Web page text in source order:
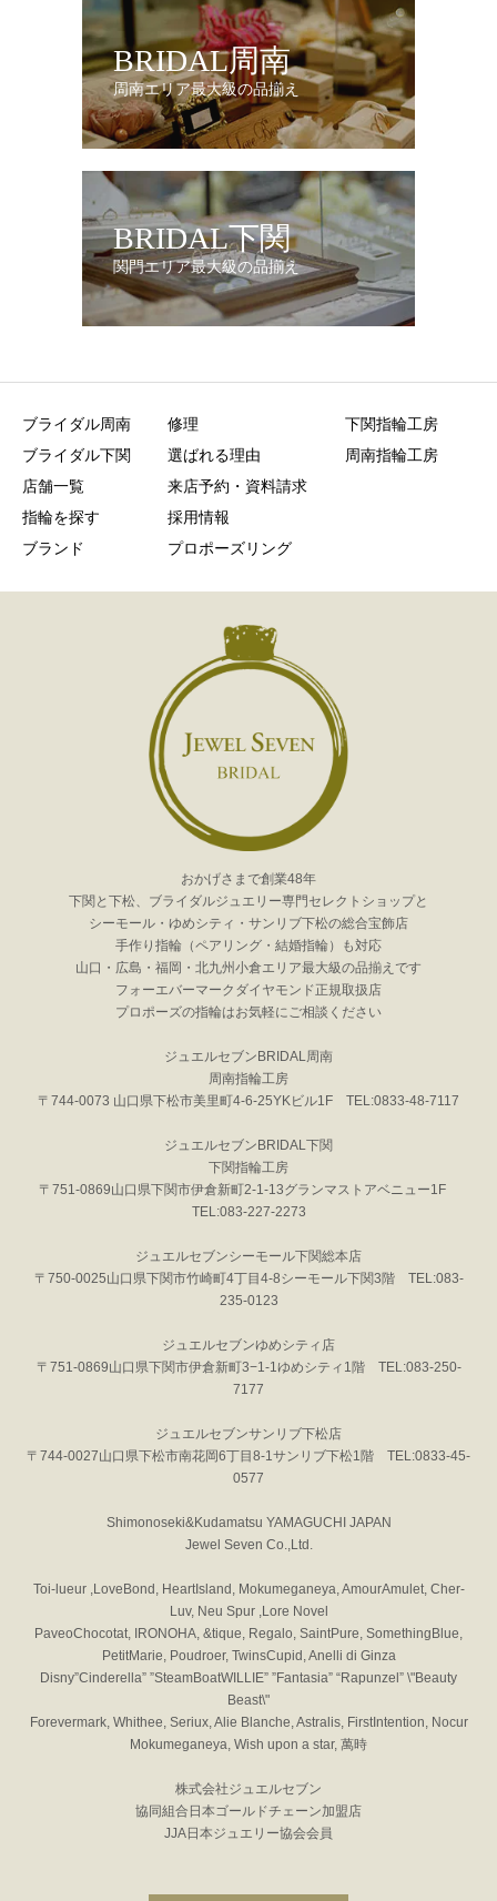
BRIDAL周南
周南エリア最大級の品揃え
BRIDAL下関
関門エリア最大級の品揃え
ブライダル周南
ブライダル下関
店舗一覧
指輪を探す
ブランド
修理
選ばれる理由
来店予約・資料請求
採用情報
プロポーズリング
下関指輪工房
周南指輪工房
おかげさまで創業48年
下関と下松、ブライダルジュエリー専門セレクトショップと
シーモール・ゆめシティ・サンリブ下松の総合宝飾店
手作り指輪（ペアリング・結婚指輪）も対応
山口・広島・福岡・北九州小倉エリア最大級の品揃えです
フォーエバーマークダイヤモンド正規取扱店
プロポーズの指輪はお気軽にご相談ください
ジュエルセブンBRIDAL周南
周南指輪工房
〒744-0073 山口県下松市美里町4-6-25YKビル1F TEL:0833-48-7117
ジュエルセブンBRIDAL下関
下関指輪工房
〒751-0869山口県下関市伊倉新町2-1-13グランマストアベニュー1F
TEL:083-227-2273
ジュエルセブンシーモール下関総本店
〒750-0025山口県下関市竹崎町4丁目4-8シーモール下関3階 TEL:083-
235-0123
ジュエルセブンゆめシティ店
〒751-0869山口県下関市伊倉新町3−1-1ゆめシティ1階 TEL:083-250-
7177
ジュエルセブンサンリブ下松店
〒744-0027山口県下松市南花岡6丁目8-1サンリブ下松1階 TEL:0833-45-
0577
Shimonoseki&Kudamatsu YAMAGUCHI JAPAN
Jewel Seven Co.,Ltd.
Toi-lueur ,LoveBond, HeartIsland, Mokumeganeya, AmourAmulet, Cher-
Luv, Neu Spur ,Lore Novel
PaveoChocotat, IRONOHA, &tique, Regalo, SaintPure, SomethingBlue,
PetitMarie, Poudroer, TwinsCupid, Anelli di Ginza
Disny”Cinderella” ”SteamBoatWILLIE” ”Fantasia” “Rapunzel” \"Beauty
Beast\"
Forevermark, Whithee, Seriux, Alie Blanche, Astralis, FirstIntention, Nocur
Mokumeganeya, Wish upon a star, 萬時
株式会社ジュエルセブン
協同組合日本ゴールドチェーン加盟店
JJA日本ジュエリー協会会員